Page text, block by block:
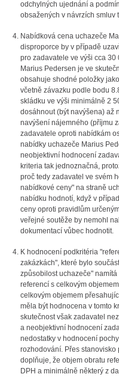
odchylných ujednání a
obsažených v návrzích smluv
Nabídková cena uchazeče
disproporce by v případě
pro zadavatele ve výši cca
Marius Pedersen je ve
obsahuje shodné položky
včetně závazku podle bodu
skládku ve výši minimálně 2
dosáhnout (být navýšena) až
navýšení nájemného (příjmu
zadavatele oproti nabídkám
nabídky uchazeče Marius
neobjektivní hodnocení
kriteria tak jednoznačná,
proč tedy zadavatel ve svém
nabídkové ceny" na straně
nabídku hodnotí, když v
ceny oproti pravidlům
veřejné soutěže by nemohl
dokumentací vůbec hodnotit.
K hodnocení podkritéria
zakázkách", které bylo
způsobilost uchazeče"
referencí s celkovým
celkovým objemem
měla být hodnocena v tomto
skutečnost však zadavatel
a neobjektivní hodnocení
nedostatky v hodnocení
rozhodování. Přes stanovisko
doplňuje, že objem obratu
DPH a minimálně některý z